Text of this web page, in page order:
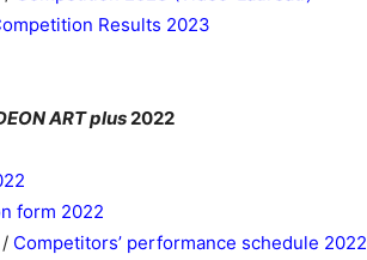
Results 2023
ART plus 2022
form 2022
/ Competitors’ performance schedule 2022